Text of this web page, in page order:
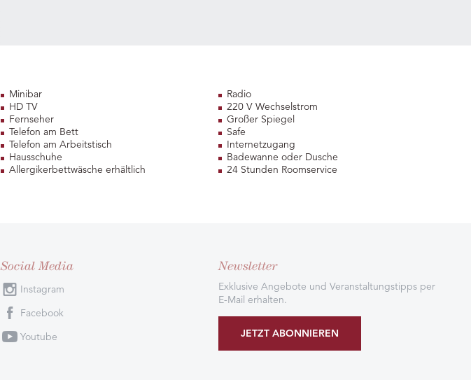
Minibar
Radio
HD TV
220 V Wechselstrom
Fernseher
Großer Spiegel
Telefon am Bett
Safe
Telefon am Arbeitstisch
Internetzugang
Hausschuhe
Badewanne oder Dusche
Allergikerbettwäsche erhältlich
24 Stunden Roomservice
Social Media
Instagram
Facebook
Youtube
Newsletter
Exklusive Angebote und Veranstaltungstipps per
E-Mail erhalten.
JETZT ABONNIEREN